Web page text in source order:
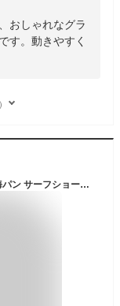
おしゃれなグラ
す。動きやすく
水着 メンズ サーフパンツ uvカット upf50+ uv 海パン サーフショーツ ボードショーツ ハーフパンツ インナー ポケット インナー付 ラッシュガード 大きいサイズ ミドル ロング 膝丈 ひざ丈 夏 プール 海 海水浴 サーフィン サウナ 吸水速乾 耐塩素 水陸両用